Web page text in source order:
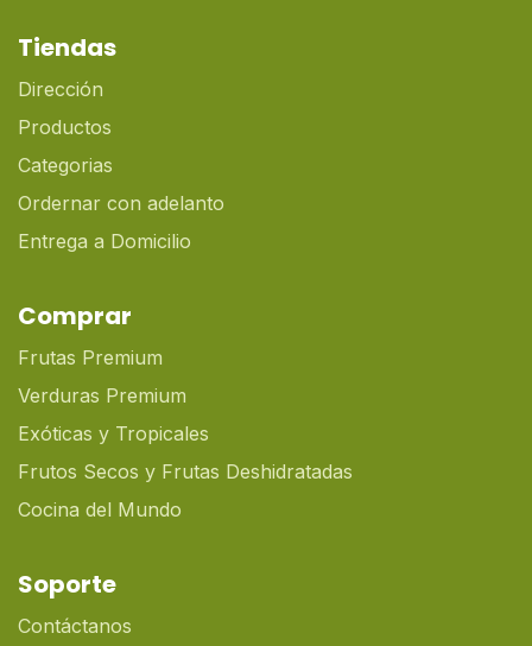
Tiendas
Dirección
Productos
Categorias
Ordernar con adelanto
Entrega a Domicilio
Comprar
Frutas Premium
Verduras Premium
Exóticas y Tropicales
Frutos Secos y Frutas Deshidratadas
Cocina del Mundo
Soporte
Contáctanos